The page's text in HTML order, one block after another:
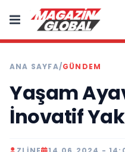
ANA SAYFA/GÜNDEM
Yaşam
İnovatif